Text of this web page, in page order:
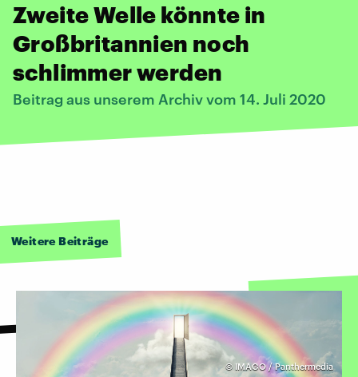
Zweite Welle könnte in
Großbritannien noch
schlimmer werden
Beitrag aus unserem Archiv vom 14. Juli 2020
Weitere Beiträge
© IMAGO / Panthermedia